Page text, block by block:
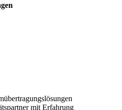
mit Erfahrung